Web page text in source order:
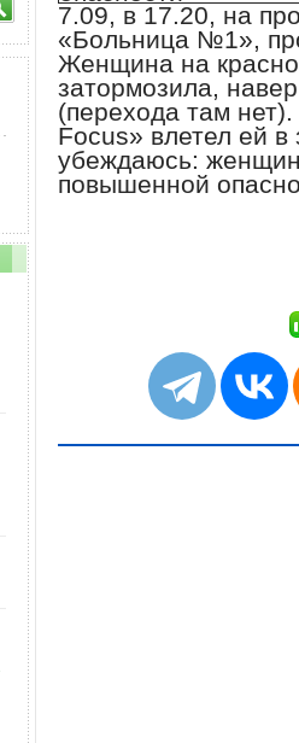
7.09, в 17.20, на
«Больница №1»,
Женщина на
затормозила,
(перехода там
Focus» влетел ей
убеждаюсь:
повышенной